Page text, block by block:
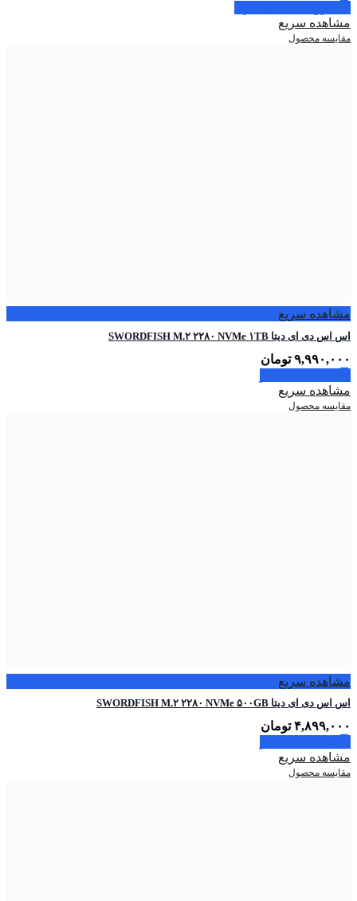
مشاهده سریع
مقایسه محصول
مشاهده سریع
اس اس دی ای دیتا SWORDFISH M.۲ ۲۲۸۰ NVMe ۱TB
۹,۹۹۰,۰۰۰ تومان
مشاهده سریع
مقایسه محصول
مشاهده سریع
اس اس دی ای دیتا SWORDFISH M.۲ ۲۲۸۰ NVMe ۵۰۰GB
۴,۸۹۹,۰۰۰ تومان
مشاهده سریع
مقایسه محصول